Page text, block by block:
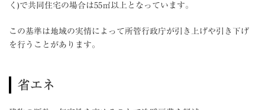
く)で共同住宅の場合は55㎡以上となっています。
この基準は地域の実情によって所管行政庁が引き上げや引き下げ
を行うことがあります。
省エネ